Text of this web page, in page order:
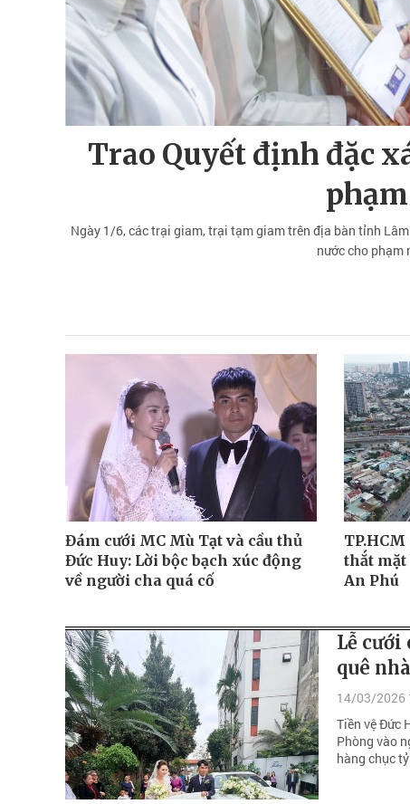
Trao Quyết định đặc
Ngày 1/6, các trại giam, trại tạm giam trên địa bàn tỉnh
nước cho phạm
Đám cưới MC Mù Tạt và cầu thủ
Đức Huy: Lời bộc bạch xúc động
về người cha quá cố
thắt mặt
An Phú
Lễ cưới
quê nhà
14/03/2026
Tiền vệ Đức
Phòng vào
hàng chục